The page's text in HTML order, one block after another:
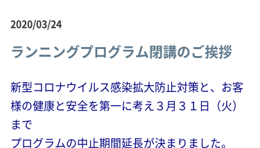
2020/03/24
ランニングプログラム閉講のご挨拶
新型コロナウイルス感染拡大防止対策と、お客
様の健康と安全を第一に考え３月３１日（火）
まで
プログラムの中止期間延長が決まりました。